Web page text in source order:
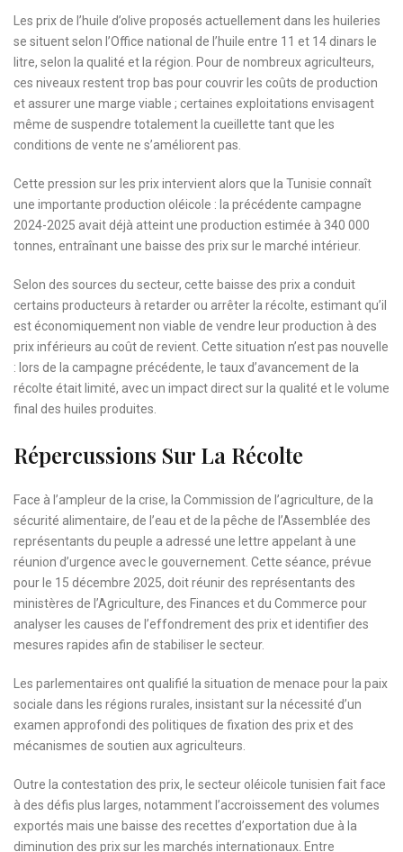
Les prix de l’huile d’olive proposés actuellement dans les huileries
se situent selon l’Office national de l’huile entre 11 et 14 dinars le
litre, selon la qualité et la région. Pour de nombreux agriculteurs,
ces niveaux restent trop bas pour couvrir les coûts de production
et assurer une marge viable ; certaines exploitations envisagent
même de suspendre totalement la cueillette tant que les
conditions de vente ne s’améliorent pas.
Cette pression sur les prix intervient alors que la Tunisie connaît
une importante production oléicole : la précédente campagne
2024-2025 avait déjà atteint une production estimée à 340 000
tonnes, entraînant une baisse des prix sur le marché intérieur.
Selon des sources du secteur, cette baisse des prix a conduit
certains producteurs à retarder ou arrêter la récolte, estimant qu’il
est économiquement non viable de vendre leur production à des
prix inférieurs au coût de revient. Cette situation n’est pas nouvelle
: lors de la campagne précédente, le taux d’avancement de la
récolte était limité, avec un impact direct sur la qualité et le volume
final des huiles produites.
Répercussions Sur La Récolte
Face à l’ampleur de la crise, la Commission de l’agriculture, de la
sécurité alimentaire, de l’eau et de la pêche de l’Assemblée des
représentants du peuple a adressé une lettre appelant à une
réunion d’urgence avec le gouvernement. Cette séance, prévue
pour le 15 décembre 2025, doit réunir des représentants des
ministères de l’Agriculture, des Finances et du Commerce pour
analyser les causes de l’effondrement des prix et identifier des
mesures rapides afin de stabiliser le secteur.
Les parlementaires ont qualifié la situation de menace pour la paix
sociale dans les régions rurales, insistant sur la nécessité d’un
examen approfondi des politiques de fixation des prix et des
mécanismes de soutien aux agriculteurs.
Outre la contestation des prix, le secteur oléicole tunisien fait face
à des défis plus larges, notamment l’accroissement des volumes
exportés mais une baisse des recettes d’exportation due à la
diminution des prix sur les marchés internationaux. Entre